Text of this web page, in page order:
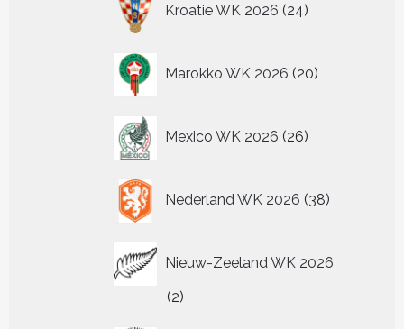
Kroatië WK 2026 24
producten
Marokko WK 2026 20
producten
Mexico WK 2026 26
producten
Nederland WK 2026 38
producten
Nieuw-Zeeland WK 2026
22